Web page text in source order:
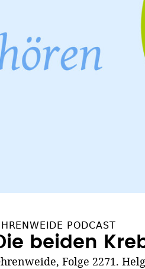
PODCAST
beiden
Folge 2271.